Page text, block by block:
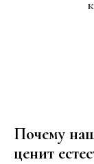
Почему
ценит